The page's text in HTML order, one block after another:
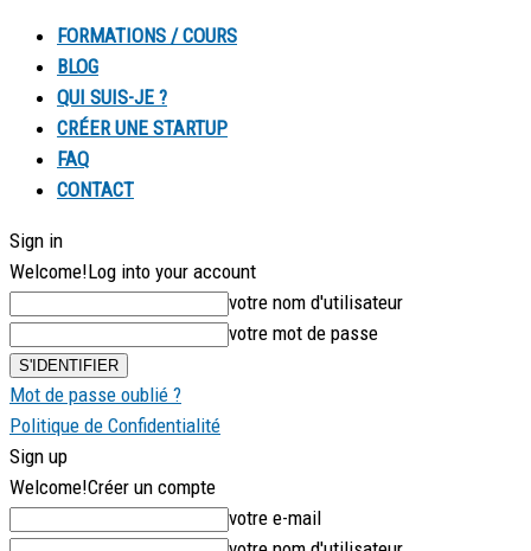
FORMATIONS / COURS
BLOG
QUI SUIS-JE ?
CRÉER UNE STARTUP
FAQ
CONTACT
Sign in
Welcome!Log into your account
votre nom d'utilisateur
votre mot de passe
Mot de passe oublié ?
Politique de Confidentialité
Sign up
Welcome!Créer un compte
votre e-mail